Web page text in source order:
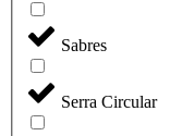
Sabres
Serra Circular